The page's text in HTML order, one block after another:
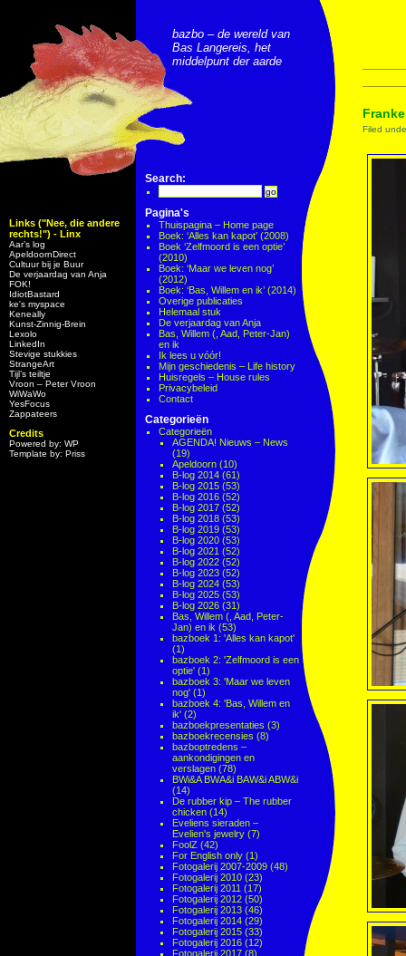
Links ("Nee, die andere
rechts!") - Linx
Aar’s log
ApeldoornDirect
Cultuur bij je Buur
De verjaardag van Anja
FOK!
IdiotBastard
ke's myspace
Keneally
Kunst-Zinnig-Brein
Lexolo
LinkedIn
Stevige stukkies
StrangeArt
Tijl’s teiltje
Vroon – Peter Vroon
WiWaWo
YesFocus
Zappateers
Credits
Powered by: WP
Template by: Priss
bazbo – de wereld van
Bas Langereis, het
middelpunt der aarde
Search:
Pagina's
Thuispagina – Home page
Boek: ‘Alles kan kapot’ (2008)
Boek ‘Zelfmoord is een optie’
(2010)
Boek: ‘Maar we leven nog’
(2012)
Boek: ‘Bas, Willem en ik’ (2014)
Overige publicaties
Helemaal stuk
De verjaardag van Anja
Bas, Willem (, Aad, Peter-Jan)
en ik
Ik lees u vóór!
Mijn geschiedenis – Life history
Huisregels – House rules
Privacybeleid
Contact
Categorieën
Categorieën
AGENDA! Nieuws – News
(19)
Apeldoorn (10)
B-log 2014 (61)
B-log 2015 (53)
B-log 2016 (52)
B-log 2017 (52)
B-log 2018 (53)
B-log 2019 (53)
B-log 2020 (53)
B-log 2021 (52)
B-log 2022 (52)
B-log 2023 (52)
B-log 2024 (53)
B-log 2025 (53)
B-log 2026 (31)
Bas, Willem (, Aad, Peter-
Jan) en ik (53)
bazboek 1: 'Alles kan kapot'
(1)
bazboek 2: 'Zelfmoord is een
optie' (1)
bazboek 3: 'Maar we leven
nog' (1)
bazboek 4: 'Bas, Willem en
ik' (2)
bazboekpresentaties (3)
bazboekrecensies (8)
bazboptredens –
aankondigingen en
verslagen (78)
BWi&A BWA&i BAW&i ABW&i
(14)
De rubber kip – The rubber
chicken (14)
Eveliens sieraden –
Evelien's jewelry (7)
FoolZ (42)
For English only (1)
Fotogalerij 2007-2009 (48)
Fotogalerij 2010 (23)
Fotogalerij 2011 (17)
Fotogalerij 2012 (50)
Fotogalerij 2013 (46)
Fotogalerij 2014 (29)
Fotogalerij 2015 (33)
Fotogalerij 2016 (12)
Fotogalerij 2017 (8)
Filed